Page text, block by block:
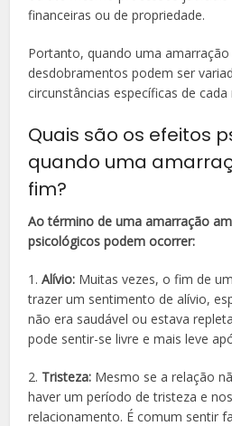
financeiras ou de propriedade.
Portanto, quando uma amarração
desdobramentos podem ser
circunstâncias específicas de
Quais são os efeitos
quando uma
fim?
Ao término de uma amarração
psicológicos podem ocorrer:
1.Alívio: Muitas vezes, o fim de
trazer um sentimento de alívio,
não era saudável ou estava
pode sentir-se livre e mais leve
2. Tristeza: Mesmo se a relação
haver um período de tristeza e
relacionamento. É comum sentir